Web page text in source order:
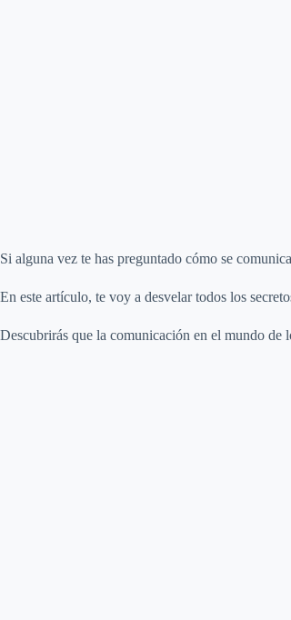
Si alguna vez te has preguntado cómo se
En este artículo, te voy a desvelar todos los
Descubrirás que la comunicación en el mundo de